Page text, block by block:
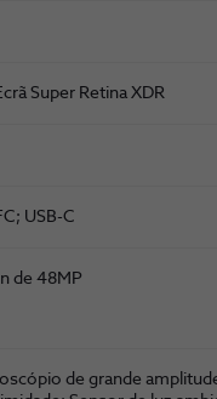
Super Retina XDR
USB-C
de 48MP
de grande